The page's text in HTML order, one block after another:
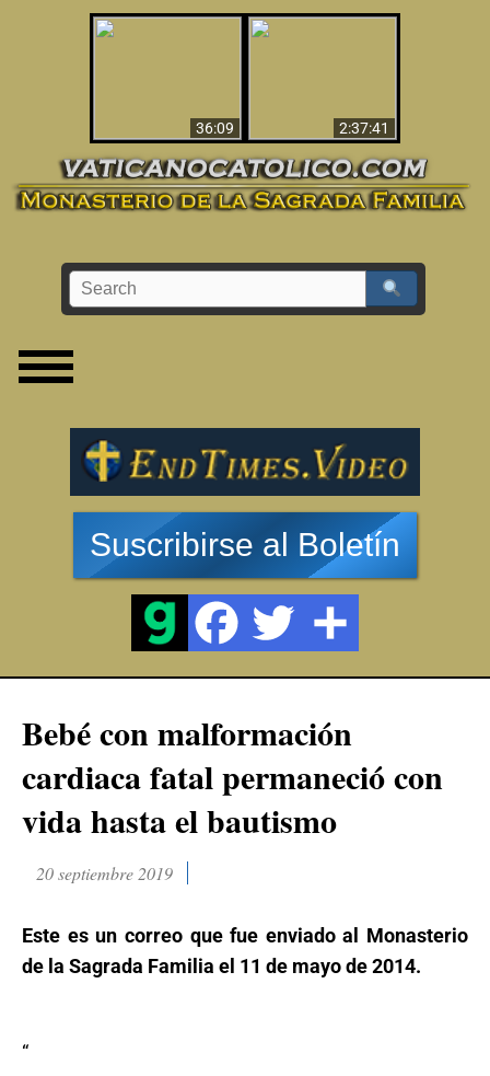
36:09
2:37:41
Suscribirse al Boletín
Bebé con malformación
cardiaca fatal permaneció con
vida hasta el bautismo
20 septiembre 2019
Este es un correo que fue enviado al Monasterio
de la Sagrada Familia el 11 de mayo de 2014.
“